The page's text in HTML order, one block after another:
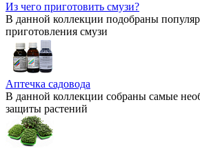
Из чего приготовить смузи?
В данной коллекции подобраны
приготовления смузи
Аптечка садовода
В данной коллекции собраны самые
защиты растений